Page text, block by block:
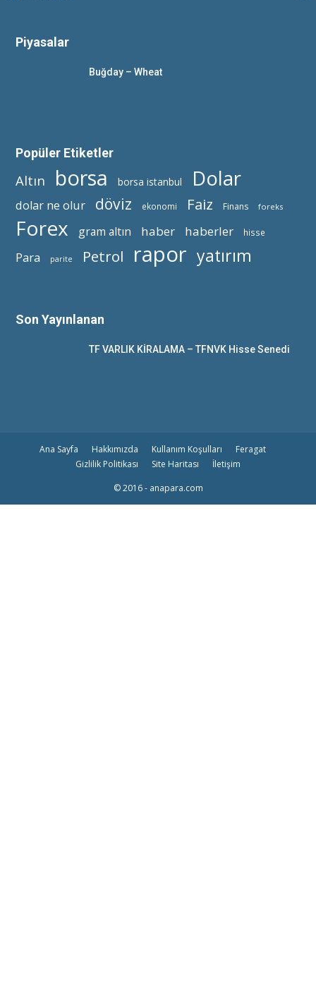
Piyasalar
Buğday – Wheat
Popüler Etiketler
Altın borsa borsa istanbul Dolar
dolar ne olur döviz ekonomi Faiz Finans foreks
Forex gram altın haber haberler hisse
Para parite Petrol rapor yatırım
Son Yayınlanan
TF VARLIK KİRALAMA – TFNVK Hisse Senedi
Ana Sayfa Hakkımızda Kullanım Koşulları
Feragat
Gizlilik Politikası
Site Haritası
İletişim
© 2016 - anapara.com